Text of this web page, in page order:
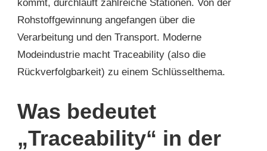
kommt, durchläuft zahlreiche Stationen. Von der
Rohstoffgewinnung angefangen über die
Verarbeitung und den Transport. Moderne
Modeindustrie macht Traceability (also die
Rückverfolgbarkeit) zu einem Schlüsselthema.
Was bedeutet
„Traceability“ in der